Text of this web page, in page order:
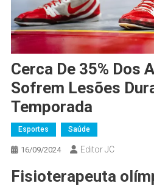
Cerca De 35% Dos
Sofrem Lesões
Temporada
Esportes Saúde
16/09/2024 Editor JC
Fisioterapeuta